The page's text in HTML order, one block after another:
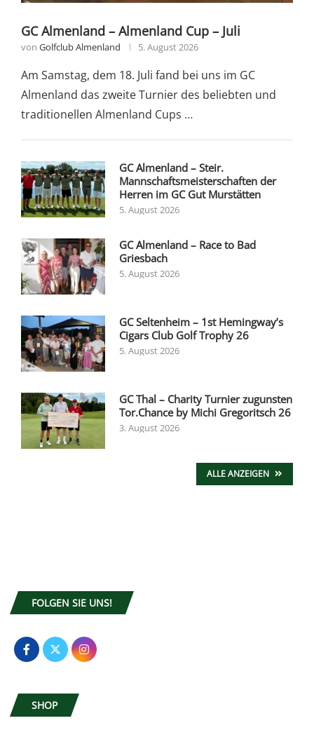
GC Almenland – Almenland Cup – Juli
von Golfclub Almenland 5. August 2026
Am Samstag, dem 18. Juli fand bei uns im GC
Almenland das zweite Turnier des beliebten und
traditionellen Almenland Cups …
GC Almenland – Steir.
Mannschaftsmeisterschaften der
Herren im GC Gut Murstätten
5. August 2026
GC Almenland – Race to Bad
Griesbach
5. August 2026
GC Seltenheim – 1st Hemingway’s
Cigars Club Golf Trophy 26
5. August 2026
GC Thal – Charity Turnier zugunsten
Tor.Chance by Michi Gregoritsch 26
3. August 2026
ALLE ANZEIGEN
FOLGEN SIE UNS!
SHOP